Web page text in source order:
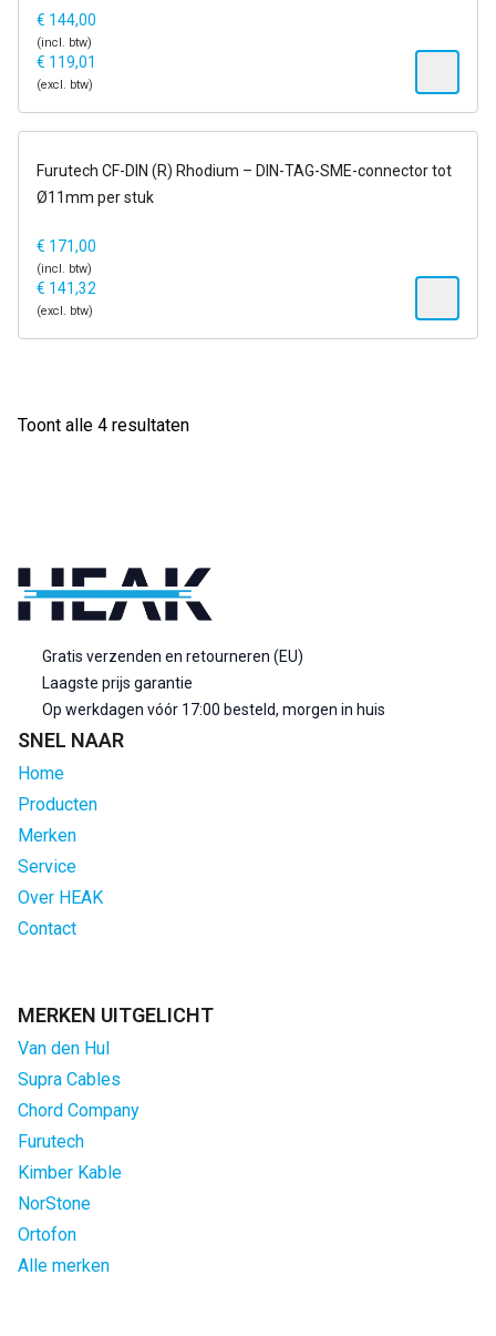
€ 144,00
(incl. btw)
€ 119,01
(excl. btw)
op voorraad
Furutech CF-DIN (R) Rhodium – DIN-TAG-SME-connector tot
Ø11mm per stuk
€ 171,00
(incl. btw)
€ 141,32
(excl. btw)
Toont alle 4 resultatenGesorteerd
Gratis verzenden en retourneren (EU)
Laagste prijs garantie
Op werkdagen vóór 17:00 besteld, morgen in huis
SNEL NAAR
Home
Producten
Merken
Service
Over HEAK
Contact
MERKEN UITGELICHT
Van den Hul
Supra Cables
Chord Company
Furutech
Kimber Kable
NorStone
Ortofon
Alle merken